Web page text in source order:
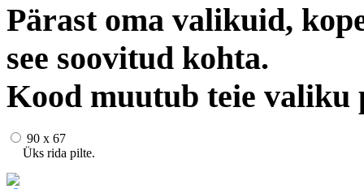
Pärast oma valikuid,
see soovitud kohta.
Kood muutub teie valiku
90 x 67
Üks rida pilte.